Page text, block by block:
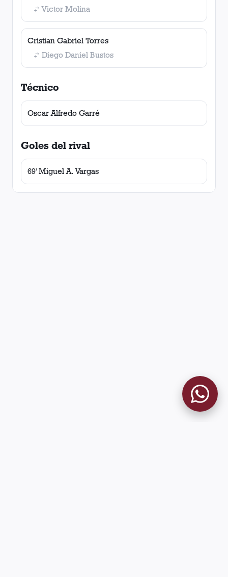
Victor Molina
Cristian Gabriel Torres
Diego Daniel Bustos
Técnico
Oscar Alfredo Garré
Goles del rival
69' Miguel A. Vargas